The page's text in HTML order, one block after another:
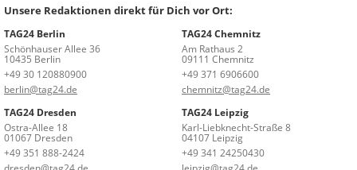
Unsere Redaktionen direkt für Dich vor Ort:
TAG24 Berlin
Schönhauser Allee 36
10435 Berlin
+49 30 120880900
berlin@tag24.de
TAG24 Chemnitz
Am Rathaus 2
09111 Chemnitz
+49 371 6906600
chemnitz@tag24.de
TAG24 Dresden
Ostra-Allee 18
01067 Dresden
+49 351 888-2424
TAG24 Leipzig
Karl-Liebknecht-Straße 8
04107 Leipzig
+49 341 24250430